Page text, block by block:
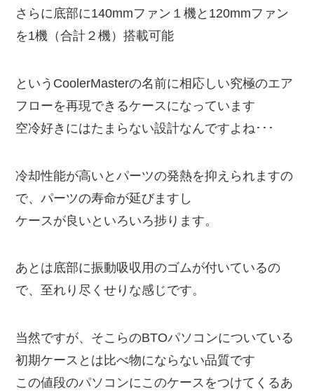
さらに底部に140mmファン１機と120mmファン
を1機（合計２機）搭載可能
というCoolerMasterの名前に相応しい究極のエア
フローを再現できるケースになっています
空冷好きにはたまらない設計なんですよね･･･
冷却性能が高いとパーツの発熱を抑えられますの
で、パーツの寿命が延びますし
ケースが良いといろいろ捗ります。
あとは底部に振動吸収用のゴムが付いているの
で、至れり尽くせりな感じです。
当然ですが、そこらのBTOパソコンについている
初期ケースとは比べ物にならない品質です
この値段のパソコンにこのケースをつけてくるあ